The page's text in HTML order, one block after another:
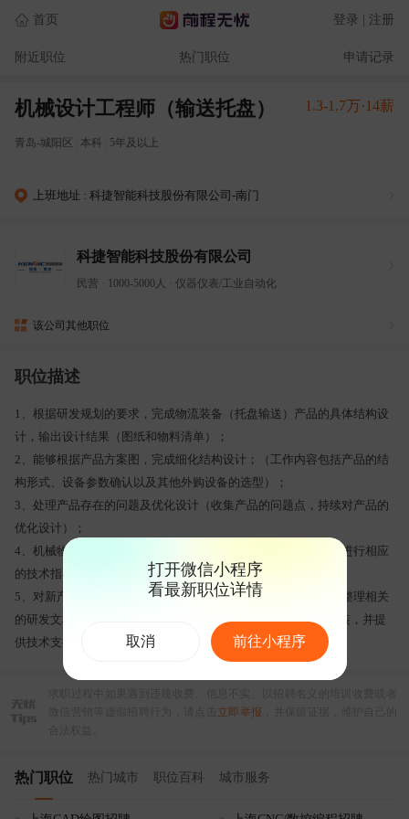
首页 登录 | 注册
附近职位 热门职位 申请记录
机械设计工程师（输送托盘） 1.3-1.7万·14薪
青岛-城阳区 本科 5年及以上
上班地址 : 科捷智能科技股份有限公司-南门
科捷智能科技股份有限公司
民营 1000-5000人 仪器仪表/工业自动化
该公司其他职位
职位描述
1、根据研发规划的要求，完成物流装备（托盘输送）产品的具体结构设
计，输出设计结果（图纸和物料清单）；
2、能够根据产品方案图，完成细化结构设计；（工作内容包括产品的结
构形式、设备参数确认以及其他外购设备的选型）；
3、处理产品存在的问题及优化设计（收集产品的问题点，持续对产品的
优化设计）；
4、机械物料清单统计，协助采购（跟进外协厂的生产进度，并进行相应
的技术指导工作）完成物料的技术支持；
5、对新产品进行测试、跟踪，及时记录测试数据并分析数据，整理相关
的研发文档，编写设备安装/维护手册等技术资料，跟进现场安装，并提
供技术支持。
立即举报
热门职位 热门城市 职位百科 城市服务
打开微信小程序
看最新职位详情
取消 前往小程序